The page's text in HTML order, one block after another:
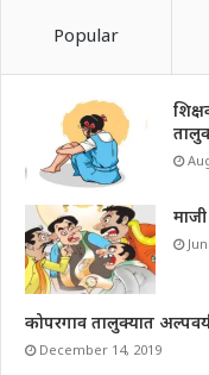
Popular
कोपरगाव तालुक्यात
December 14, 2019